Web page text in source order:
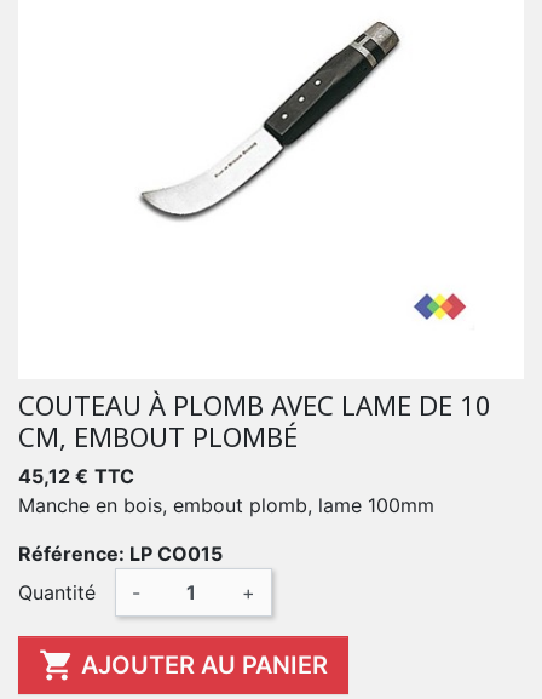
COUTEAU À PLOMB AVEC LAME DE 10
CM, EMBOUT PLOMBÉ
45,12 € TTC
Manche en bois, embout plomb, lame 100mm
Référence: LP CO015
Quantité
- +
 AJOUTER AU PANIER